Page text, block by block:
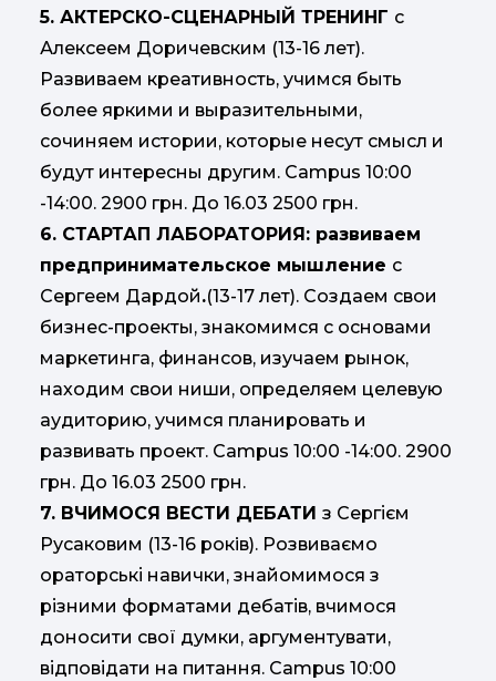
5. АКТЕРСКО-СЦЕНАРНЫЙ ТРЕНИНГ с
Алексеем Доричевским (13-16 лет).
Развиваем креативность, учимся быть
более яркими и выразительными,
сочиняем истории, которые несут смысл и
будут интересны другим. Campus 10:00
-14:00. 2900 грн. До 16.03 2500 грн.
6. СТАРТАП ЛАБОРАТОРИЯ: развиваем
предпринимательское мышление с
Сергеем Дардой.(13-17 лет). Создаем свои
бизнес-проекты, знакомимся с основами
маркетинга, финансов, изучаем рынок,
находим свои ниши, определяем целевую
аудиторию, учимся планировать и
развивать проект. Campus 10:00 -14:00. 2900
грн. До 16.03 2500 грн.
7. ВЧИМОСЯ ВЕСТИ ДЕБАТИ з Сергієм
Русаковим (13-16 рокiв). Розвиваємо
ораторські навички, знайомимося з
різними форматами дебатів, вчимося
доносити свої думки, аргументувати,
відповідати на питання. Campus 10:00